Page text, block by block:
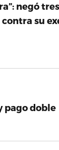
negó
su
pago doble